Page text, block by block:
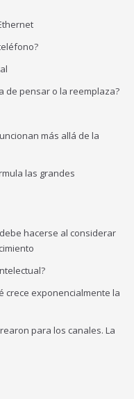
de pensar o la reemplaza?
más allá de la
las grandes
hacerse al considerar
crece exponencialmente la
para los canales. La